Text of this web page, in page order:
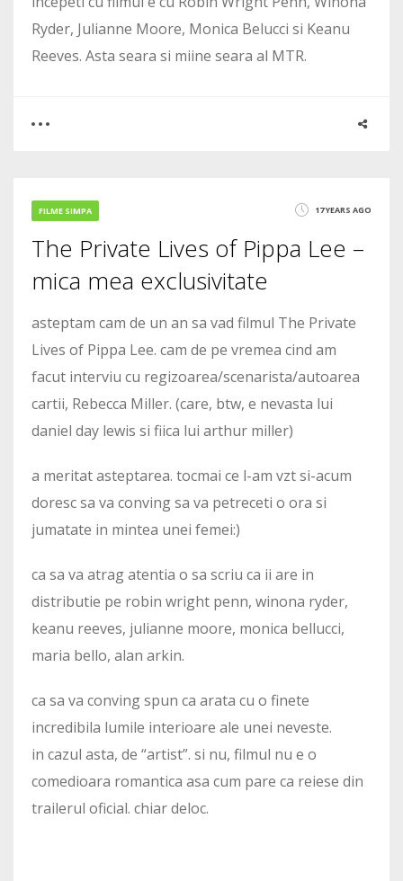
Ryder, Julianne Moore, Monica Belucci si Keanu
Reeves. Asta seara si miine seara al MTR.
23159
FILME SIMPA 17 YEARS AGO
The Private Lives of Pippa Lee –
mica mea exclusivitate
asteptam cam de un an sa vad filmul The Private
Lives of Pippa Lee. cam de pe vremea cind am
facut interviu cu regizoarea/scenarista/autoarea
cartii, Rebecca Miller. (care, btw, e nevasta lui
daniel day lewis si fiica lui arthur miller)
a meritat asteptarea. tocmai ce l-am vzt si-acum
doresc sa va conving sa va petreceti o ora si
jumatate in mintea unei femei:)
ca sa va atrag atentia o sa scriu ca ii are in
distributie pe robin wright penn, winona ryder,
keanu reeves, julianne moore, monica bellucci,
maria bello, alan arkin.
ca sa va conving spun ca arata cu o finete
incredibila lumile interioare ale unei neveste.
in cazul asta, de “artist”. si nu, filmul nu e o
comedioara romantica asa cum pare ca reiese din
trailerul oficial. chiar deloc.